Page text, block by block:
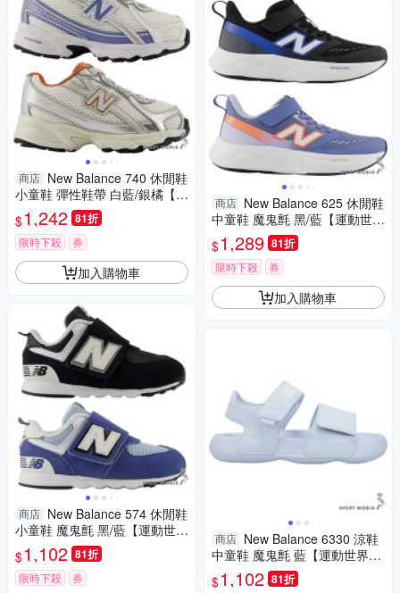
商店 New Balance 740 休閒鞋
小童鞋 彈性鞋帶 白藍/銀橘【運
動世界】I7408VA-W/I7408JK-
W
$1,242 81折
限時下殺 券
加入購物車
商店 New Balance 574 休閒鞋
小童鞋 魔鬼氈 黑/藍【運動世
界】I5744AG-W/I57470V-W
$1,102 81折
限時下殺 券
商店 New Balance 625 休閒鞋
中童鞋 魔鬼氈 黑/藍【運動世
界】P6254ZV-W/P6253ZB-W
$1,289 81折
限時下殺 券
加入購物車
商店 New Balance 6330 涼鞋
中童鞋 魔鬼氈 藍【運動世界】
Y63301ZX-M
$1,102 81折